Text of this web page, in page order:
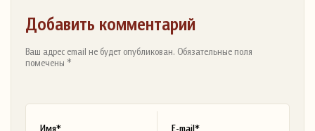
Добавить комментарий
Ваш адрес email не будет опубликован. Обязательные поля
помечены *